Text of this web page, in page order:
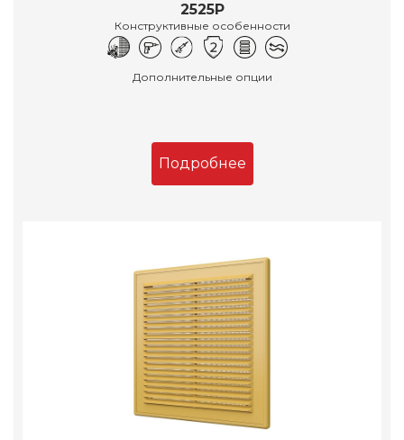
2525Р
Конструктивные особенности
Дополнительные опции
Подробнее